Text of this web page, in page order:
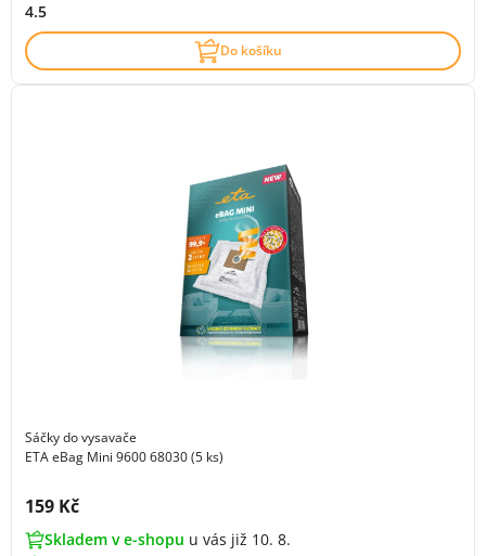
4.5
Do košíku
Sáčky do vysavače
ETA eBag Mini 9600 68030 (5 ks)
Cena s DPH:
159 Kč
Skladem v e-shopu u vás již 10. 8.